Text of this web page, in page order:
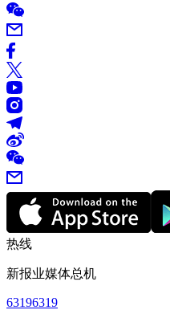
热线
新报业媒体总机
63196319